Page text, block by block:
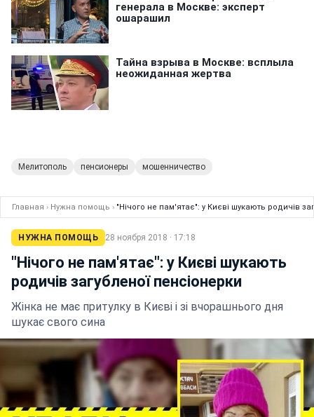
Мелитополь пенсионеры мошенничество
Главная › Нужна помощь › "Нічого не пам'ятає": у Києві шукають родичів
НУЖНА ПОМОЩЬ 28 ноября 2018 · 17:18
"Нічого не пам'ятає": у Києві шукають
родичів загубленої пенсіонерки
Жінка не має притулку в Києві і зі вчорашнього дня
шукає свого сина